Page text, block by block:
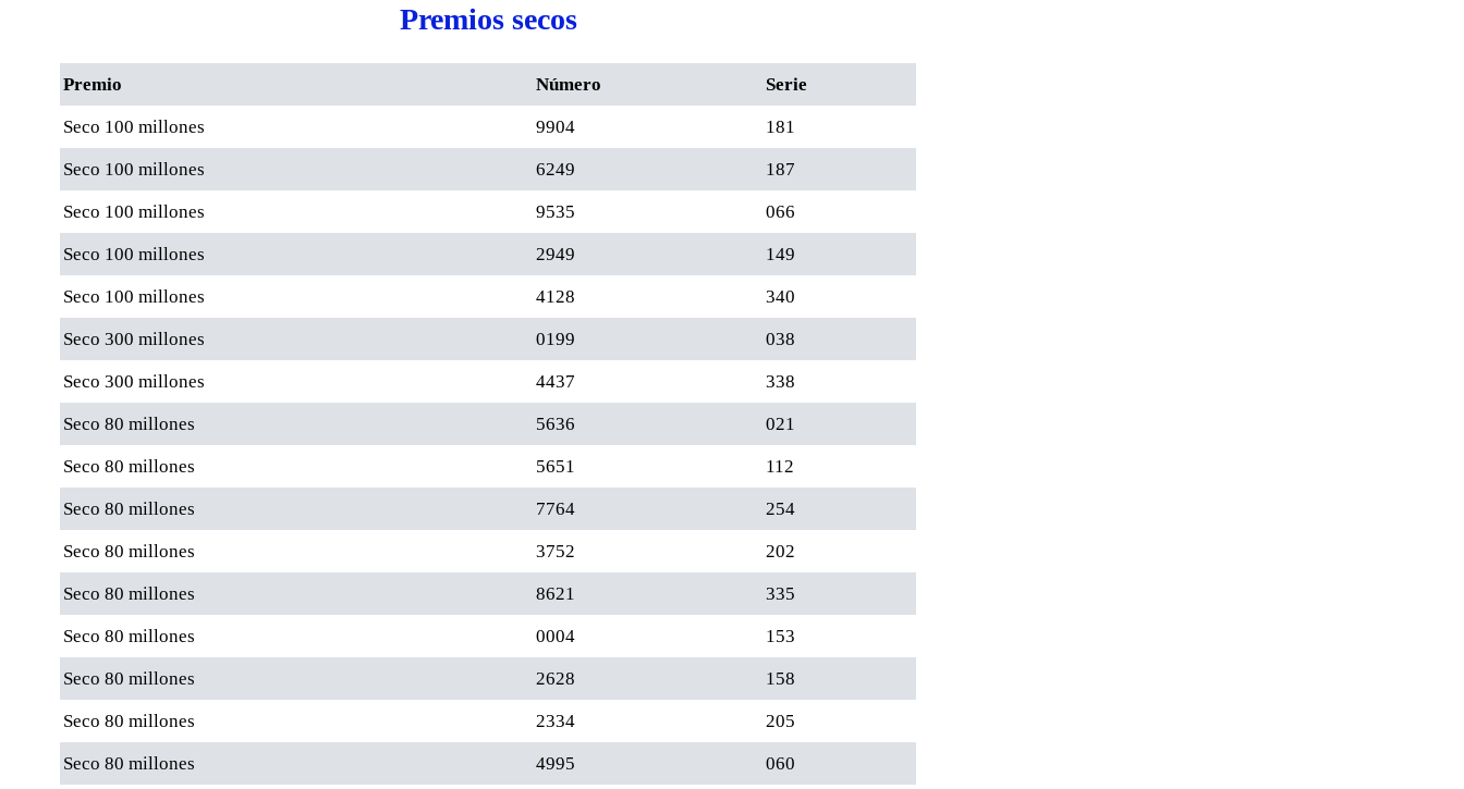
Premios secos
Premio Número Serie
Seco 100 millones 9904 181
Seco 100 millones 6249 187
Seco 100 millones 9535 066
Seco 100 millones 2949 149
Seco 100 millones 4128 340
Seco 300 millones 0199 038
Seco 300 millones 4437 338
Seco 80 millones 5636 021
Seco 80 millones 5651 112
Seco 80 millones 7764 254
Seco 80 millones 3752 202
Seco 80 millones 8621 335
Seco 80 millones 0004 153
Seco 80 millones 2628 158
Seco 80 millones 2334 205
Seco 80 millones 4995 060